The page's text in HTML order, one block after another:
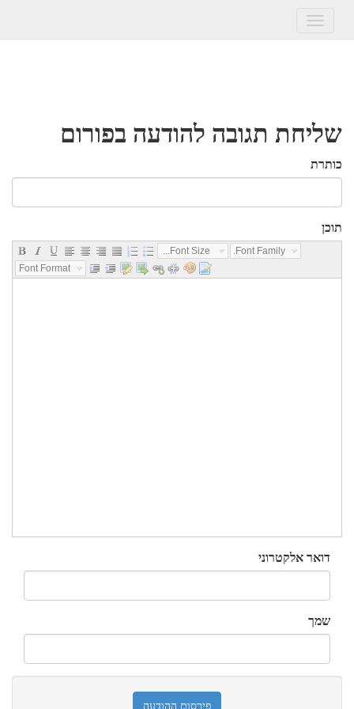
Toggle
שליחת תגובה להודעה בפורום
כותרת
תוכן
Font Size...
Font Family...
Font Format...
דואר אלקטרוני
שמך